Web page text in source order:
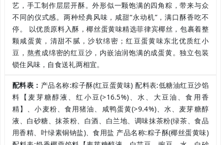
艺，手工制作层层开酥。外形似一颗饱满的四角粽，带来与众
不同的仪式感。两种经典风味，咸甜“永动机”，满口酥香吃不
停。 以优质原料入酥，椰丝蛋黄味精选菲律宾椰丝，包裹着整
颗咸蛋黄，清甜不腻，沙软绵密；红豆蛋黄味东北优质红小
豆，熬煮成绵密的红豆沙，内嵌油润饱满的成蛋黄。独立包装
锁住风味，自食送礼两相宜。
配料表： 产品名称:粽子酥(红豆蛋黄味) 配料表:低糖油红豆沙馅
料【麦芽糖醇液、红小豆(>16.5%)、水、大豆油、食用香
精】、小麦粉、食用猪油、咸鸭蛋黄(>9.4%)、水、麦芽糖醇
液、白砂糖、抹茶粉、白酒、白兰地、调味抹茶粉(绿茶、食品
用香精、叶绿素铜钠盐)、食用盐 产品名称:粽子酥(椰丝蛋黄味)